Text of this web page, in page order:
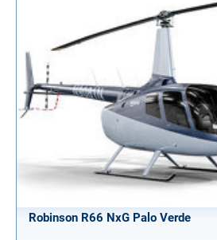
Robinson R66 NxG Palo Verde